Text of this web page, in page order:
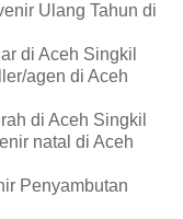
Ulang Tahun di
di Aceh Singkil
agen di Aceh
di Aceh Singkil
natal di Aceh
Penyambutan